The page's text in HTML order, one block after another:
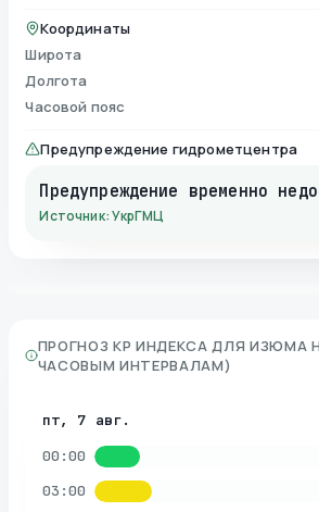
Координаты
Широта
Долгота
Часовой пояс
Предупреждение гидрометцентра
Предупреждение временно
Источник: УкрГМЦ
ПРОГНОЗ KP ИНДЕКСА ДЛЯ ИЗЮМА
ЧАСОВЫМ ИНТЕРВАЛАМ)
пт, 7 авг.
00:00
03:00